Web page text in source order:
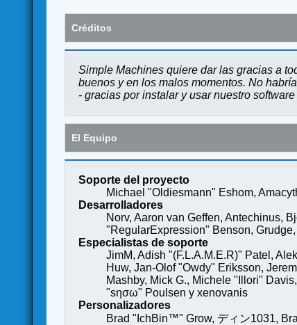
Créditos
Simple Machines quiere dar las gracias a
buenos y en los malos momentos. No
- gracias por instalar y usar nuestro
El Equipo
Soporte del proyecto
Michael "Oldiesmann" Eshom,
Desarrolladores
Norv, Aaron van Geffen, Antechinus,
"RegularExpression" Benson,
Especialistas de soporte
JimM, Adish "(F.L.A.M.E.R)" Patel,
Huw, Jan-Olof "Owdy" Eriksson,
Mashby, Mick G., Michele "Illori"
"sησω" Poulsen y xenovanis
Personalizadores
Brad "IchBin™" Grow, ディン1031,